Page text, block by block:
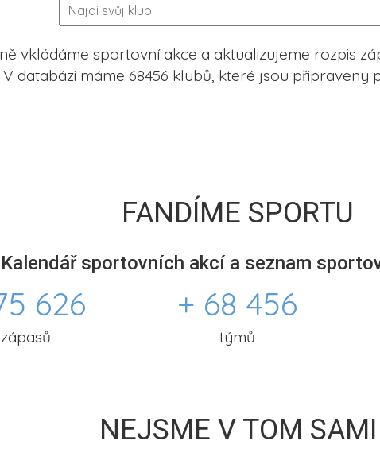
vkládáme sportovní akce a aktualizujeme rozpis
V databázi máme 68456 klubů, které jsou připraveny
FANDÍME SPORTU
Kalendář sportovních akcí a seznam
626
zápasů
+ 68 456
týmů
NEJSME V TOM SAMI